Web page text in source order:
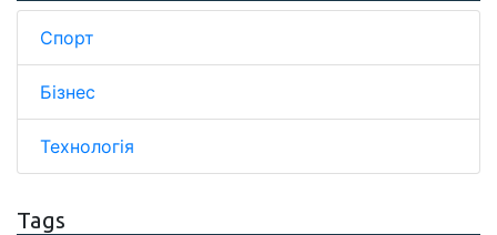
Спорт
Бізнес
Технологія
Tags